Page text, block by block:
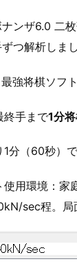
ンザ6.0 二
つ解析しまし
強将棋ソフ
終手まで1分
分（60秒）で
使用環境：
sec程。局